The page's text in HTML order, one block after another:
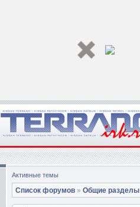
Активные темы
Список форумов » Общие разделы